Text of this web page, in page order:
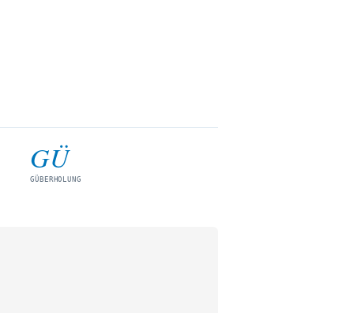
GÜ
GÜBERHOLUNG